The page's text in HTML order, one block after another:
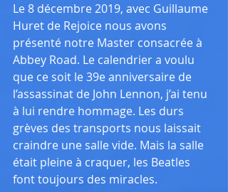
Le 8 décembre 2019, avec Guillaume
Huret de Rejoice nous avons
présenté notre Master consacrée à
Abbey Road. Le calendrier a voulu
que ce soit le 39e anniversaire de
l’assassinat de John Lennon, j’ai tenu
à lui rendre hommage. Les durs
grèves des transports nous laissait
craindre une salle vide. Mais la salle
était pleine à craquer, les Beatles
font toujours des miracles.